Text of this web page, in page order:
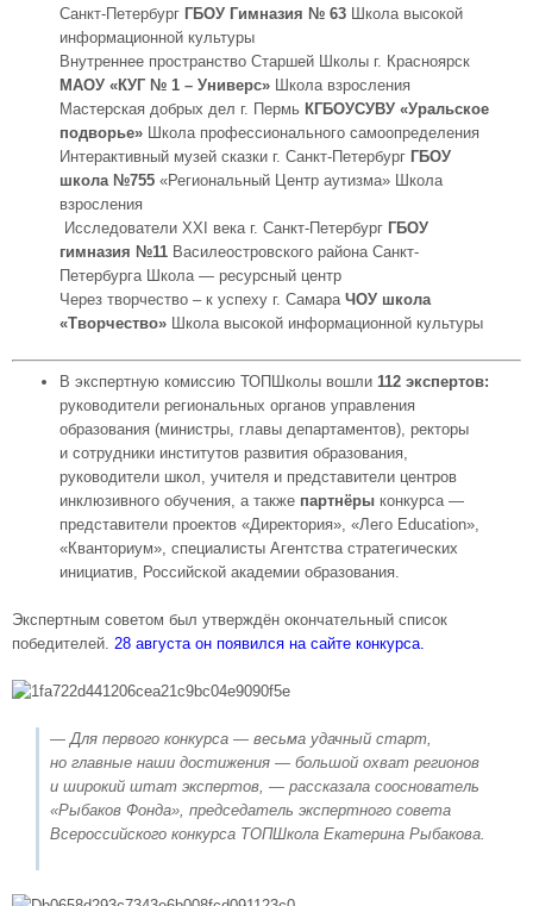
Санкт-Петербург ГБОУ Гимназия № 63 Школа высокой
информационной культуры
Внутреннее пространство Старшей Школы г. Красноярск
МАОУ «КУГ № 1 – Универс» Школа взросления
Мастерская добрых дел г. Пермь КГБОУСУВУ «Уральское
подворье» Школа профессионального самоопределения
Интерактивный музей сказки г. Санкт-Петербург ГБОУ
школа №755 «Региональный Центр аутизма» Школа
взросления
Исследователи XXI века г. Санкт-Петербург ГБОУ
гимназия №11 Василеостровского района Санкт-
Петербурга Школа — ресурсный центр
Через творчество – к успеху г. Самара ЧОУ школа
«Творчество» Школа высокой информационной культуры
В экспертную комиссию ТОПШколы вошли 112 экспертов:
руководители региональных органов управления
образования (министры, главы департаментов), ректоры
и сотрудники институтов развития образования,
руководители школ, учителя и представители центров
инклюзивного обучения, а также партнёры конкурса —
представители проектов «Директория», «Лего Education»,
«Кванториум», специалисты Агентства стратегических
инициатив, Российской академии образования.
Экспертным советом был утверждён окончательный список
победителей. 28 августа он появился на сайте конкурса.
— Для первого конкурса — весьма удачный старт,
но главные наши достижения — большой охват регионов
и широкий штат экспертов, — рассказала сооснователь
«Рыбаков Фонда», председатель экспертного совета
Всероссийского конкурса ТОПШкола Екатерина Рыбакова.